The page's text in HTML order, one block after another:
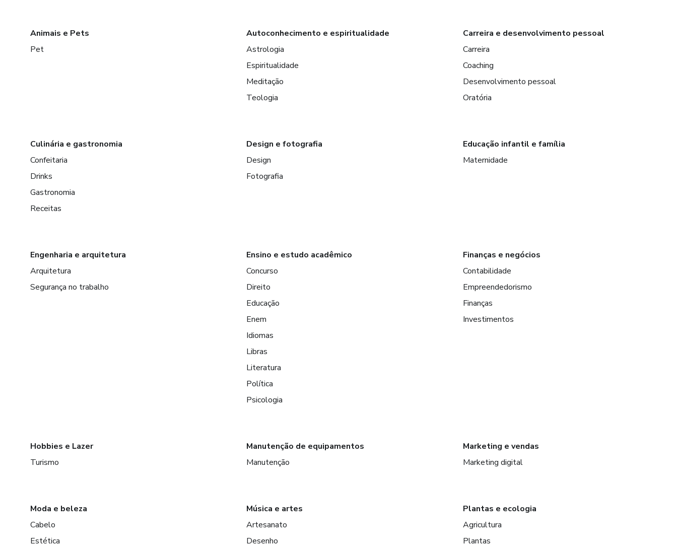
Animais e Pets
Pet
Autoconhecimento e espiritualidade
Astrologia
Espiritualidade
Meditação
Teologia
Carreira e desenvolvimento pessoal
Carreira
Coaching
Desenvolvimento pessoal
Oratória
Culinária e gastronomia
Confeitaria
Drinks
Gastronomia
Receitas
Design e fotografia
Design
Fotografia
Educação infantil e família
Maternidade
Engenharia e arquitetura
Arquitetura
Segurança no trabalho
Ensino e estudo acadêmico
Concurso
Direito
Educação
Enem
Idiomas
Libras
Literatura
Política
Psicologia
Finanças e negócios
Contabilidade
Empreendedorismo
Finanças
Investimentos
Hobbies e Lazer
Turismo
Manutenção de equipamentos
Manutenção
Marketing e vendas
Marketing digital
Moda e beleza
Cabelo
Estética
Música e artes
Artesanato
Desenho
Plantas e ecologia
Agricultura
Plantas